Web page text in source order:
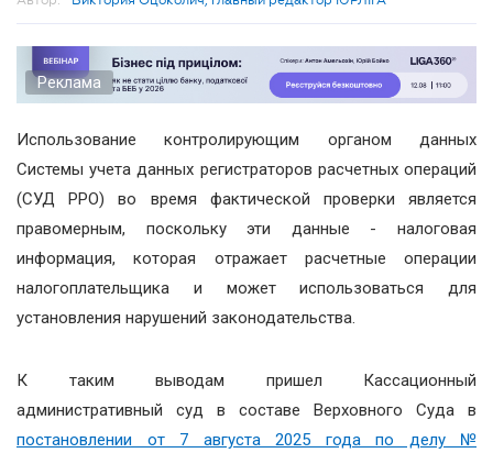
Реклама
Использование контролирующим органом данных
Системы учета данных регистраторов расчетных операций
(СУД РРО) во время фактической проверки является
правомерным, поскольку эти данные - налоговая
информация, которая отражает расчетные операции
налогоплательщика и может использоваться для
установления нарушений законодательства.
К таким выводам пришел Кассационный
административный суд в составе Верховного Суда в
постановлении от 7 августа 2025 года по делу №